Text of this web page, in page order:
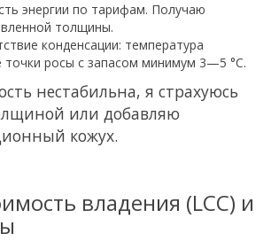
энергии по тарифам. Получаю
толщины.
конденсации: температура
росы с запасом минимум 3—5 °C.
нестабильна, я страхуюсь
или добавляю
кожух.
владения (LCC) и